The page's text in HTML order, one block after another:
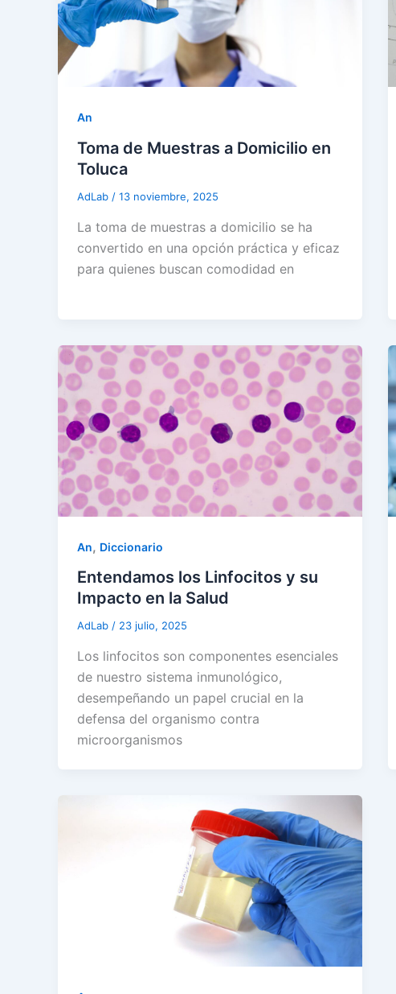
An
Toma de Muestras a Domicilio en
Toluca
AdLab / 13 noviembre, 2025
La toma de muestras a domicilio se ha
convertido en una opción práctica y eficaz
para quienes buscan comodidad en
An, Diccionario
Entendamos los Linfocitos y su
Impacto en la Salud
AdLab / 23 julio, 2025
Los linfocitos son componentes esenciales
de nuestro sistema inmunológico,
desempeñando un papel crucial en la
defensa del organismo contra
microorganismos